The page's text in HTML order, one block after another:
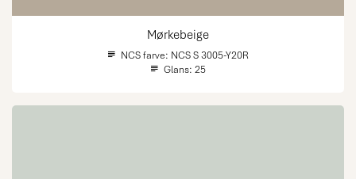
Mørkebeige
NCS farve: NCS S 3005-Y20R
Glans:25